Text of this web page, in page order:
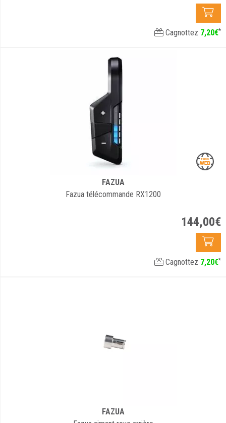
Cagnottez 7,20€*
FAZUA
Fazua télécommande RX1200
144,00€
Cagnottez 7,20€*
FAZUA